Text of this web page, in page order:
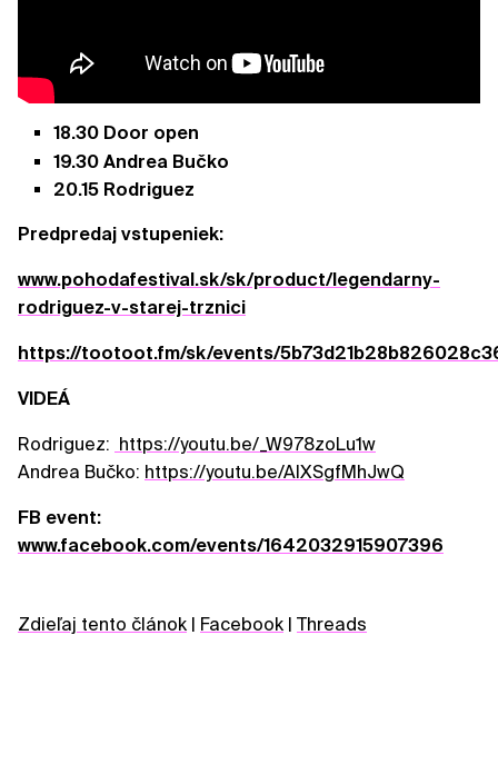
18.30 Door open
19.30 Andrea Bučko
20.15 Rodriguez
Predpredaj vstupeniek:
www.pohodafestival.sk/sk/product/legendarny-
rodriguez-v-starej-trznici
https://tootoot.fm/sk/events/
VIDEÁ
Rodriguez: https://youtu.be/_W978zoLu1w
Andrea Bučko: https://youtu.be/AIXSgfMhJwQ
FB event:
www.facebook.com/events/1642032915907396
Zdieľaj tento článok | Facebook | Threads